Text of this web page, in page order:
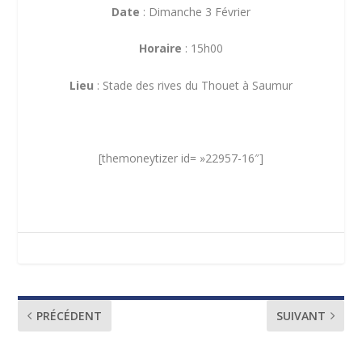
Date : Dimanche 3 Février
Horaire : 15h00
Lieu : Stade des rives du Thouet à Saumur
[themoneytizer id= »22957-16″]
PRÉCÉDENT SUIVANT